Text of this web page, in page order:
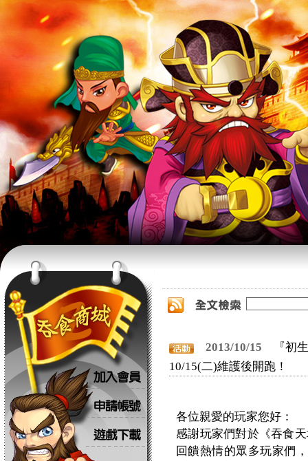
2013/10/15
『初
10/15(二)維護後開跑！
各位親愛的玩家您好：
感謝玩家們對於《吞食
回饋熱情的眾多玩家們